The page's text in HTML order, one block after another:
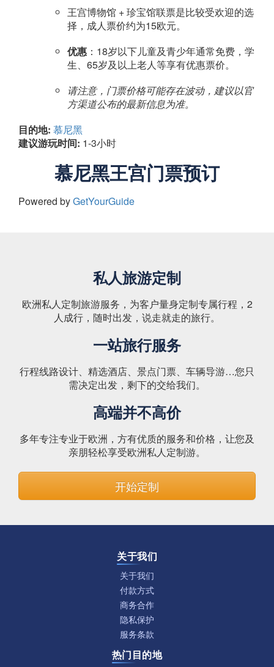
王宫博物馆 + 珍宝馆联票是比较受欢迎的选
择，成人票价约为15欧元。
优惠 ：18岁以下儿童及青少年通常免费，学
生、65岁及以上老人等享有优惠票价。
请注意，门票价格可能存在波动，建议以官
方渠道公布的最新信息为准。
目的地: 慕尼黑
建议游玩时间: 1-3小时
慕尼黑王宫门票预订
Powered byGetYourGuide
私人旅游定制
欧洲私人定制旅游服务，为客户量身定制专属行程，2
人成行，随时出发，说走就走的旅行。
一站旅行服务
行程线路设计、精选酒店、景点门票、车辆导游…您只
需决定出发，剩下的交给我们。
高端并不高价
多年专注专业于欧洲，方有优质的服务和价格，让您及
亲朋轻松享受欧洲私人定制游。
开始定制
关于我们
关于我们
付款方式
商务合作
隐私保护
服务条款
热门目的地